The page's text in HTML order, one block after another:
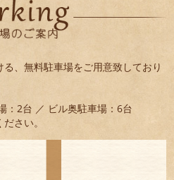
、無料駐車場をご用意致しており
2台 ／ ビル奥駐車場：6台
さい。